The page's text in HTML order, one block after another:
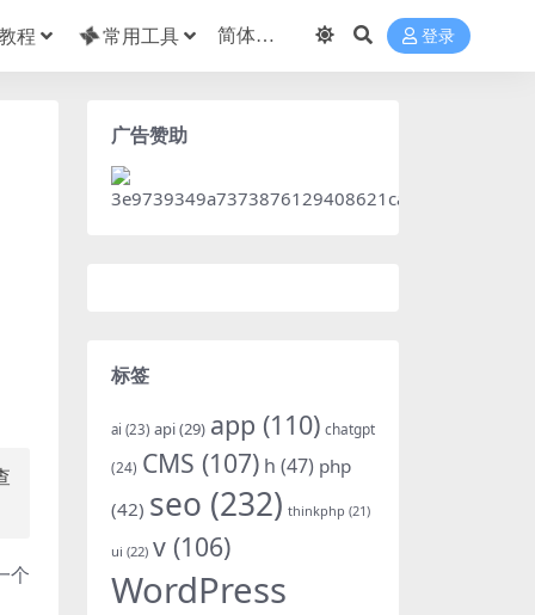
程 常用工具 登录
个
广告赞助
标签
ai (23) api(29) app (110) chatgpt
(24) CMS (107) h (47) php
(42) seo (232) thinkphp (21)
ui (22) v (106)
WordPress